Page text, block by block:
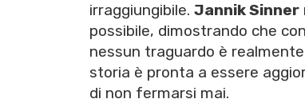
irraggiungibile. Jannik Sinner
possibile, dimostrando che
nessun traguardo è
storia è pronta a essere
di non fermarsi mai.